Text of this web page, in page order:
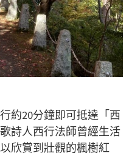
約20分鐘即可抵達「西
詩人西行法師曾經生活
欣賞到壯觀的楓樹紅